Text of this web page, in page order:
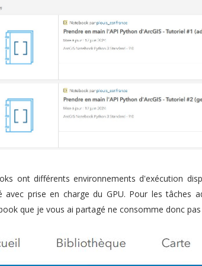
ont différents environnements d'exécution
avec prise en charge du GPU. Pour les tâches
que je vous ai partagé ne consomme donc pas